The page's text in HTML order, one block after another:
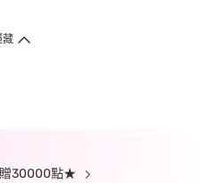
藏
30000點★